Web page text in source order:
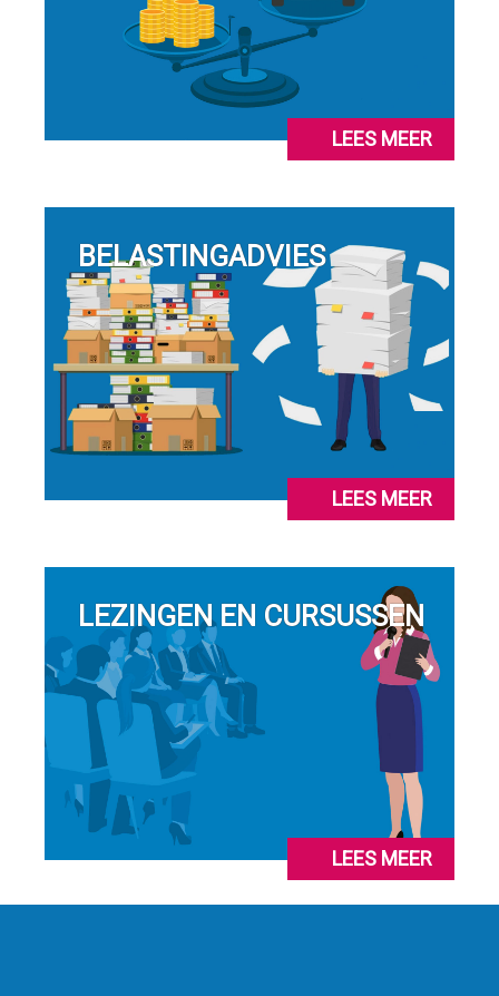
LEES MEER
BELASTINGADVIES
LEES MEER
LEZINGEN EN CURSUSSEN
LEES MEER